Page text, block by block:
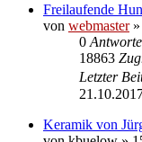
Freilaufende
von webmaster»
0
18863
Letzter
Keramik von